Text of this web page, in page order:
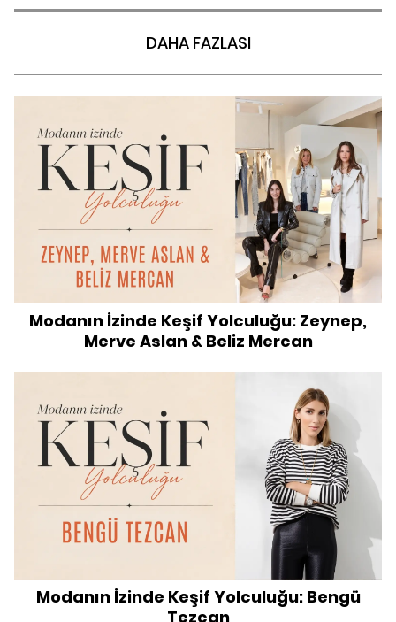
DAHA FAZLASI
Modanın İzinde Keşif Yolculuğu: Zeynep,
Merve Aslan & Beliz Mercan
Modanın İzinde Keşif Yolculuğu: Bengü
Tezcan